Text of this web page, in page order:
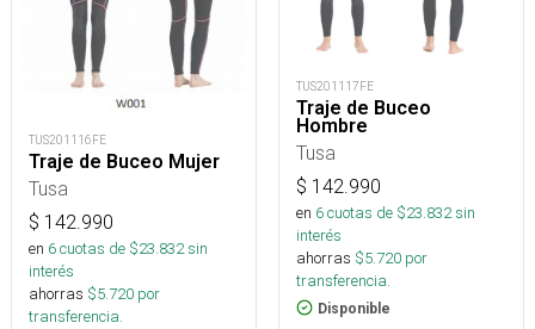
TUS201116FE
Traje de Buceo Mujer
Tusa
$ 142.990
en 6cuotas de $23.832sin
interés
ahorras $5.720 por
transferencia.
TUS201117FE
Traje de Buceo
Hombre
Tusa
$ 142.990
en 6cuotas de $23.832sin
interés
ahorras $5.720 por
transferencia.
Disponible